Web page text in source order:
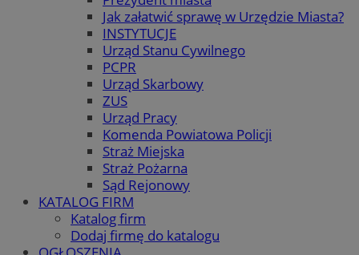
Jak załatwić sprawę w Urzędzie Miasta?
INSTYTUCJE
Urząd Stanu Cywilnego
PCPR
Urząd Skarbowy
ZUS
Urząd Pracy
Komenda Powiatowa Policji
Straż Miejska
Straż Pożarna
Sąd Rejonowy
KATALOG FIRM
Katalog firm
Dodaj firmę do katalogu